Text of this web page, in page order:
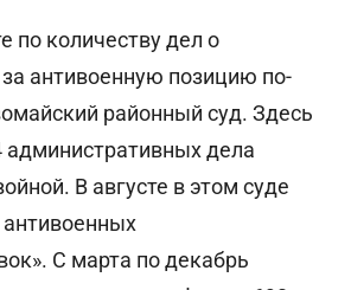
по количеству дел о
антивоенную позицию по-
районный суд. Здесь
административных дела
В августе в этом суде
С марта по декабрь